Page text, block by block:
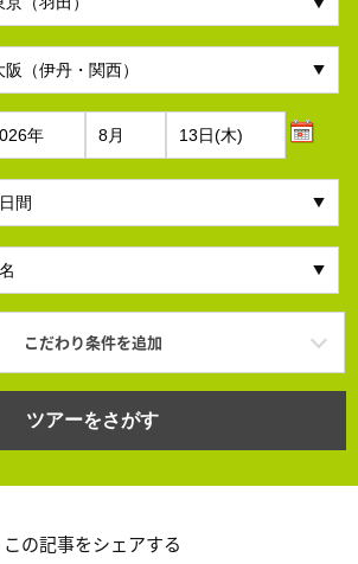
こだわり条件を追加
ツアーをさがす
この記事をシェアする